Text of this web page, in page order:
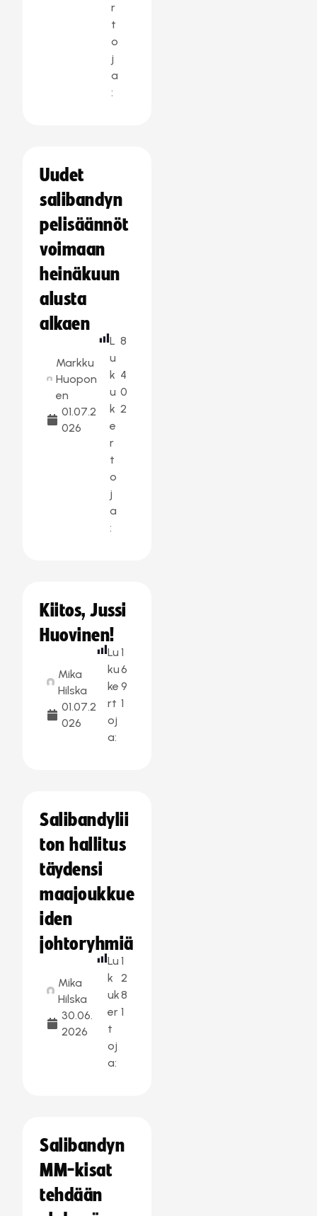
r
t
o
j
a
:
Uudet
salibandyn
pelisäännöt
voimaan
heinäkuun
alusta
alkaen
Markku
Huopon
en
01.07.2
026
L
u
k
u
k
e
r
t
o
j
a
:
8
4
0
2
Kiitos, Jussi
Huovinen!
Mika
Hilska
01.07.2
026
Lu
ku
ke
rt
oj
a:
1
6
9
1
Salibandylii
ton hallitus
täydensi
maajoukkue
iden
johtoryhmiä
Mika
Hilska
30.06.
2026
Lu
k
uk
er
t
oj
a:
1
2
8
1
Salibandyn
MM-kisat
tehdään